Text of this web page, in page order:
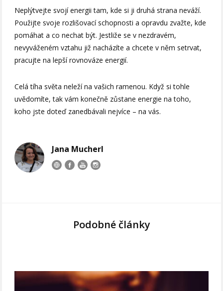
Neplýtvejte svojí energii tam, kde si ji druhá strana neváží.
Použijte svoje rozlišovací schopnosti a opravdu zvažte, kde
pomáhat a co nechat být. Jestliže se v nezdravém,
nevyváženém vztahu již nacházíte a chcete v něm setrvat,
pracujte na lepší rovnováze energií.
Celá tíha světa neleží na vašich ramenou. Když si tohle
uvědomíte, tak vám konečně zůstane energie na toho,
koho jste doteď zanedbávali nejvíce – na vás.
Jana Mucherl
Podobné články